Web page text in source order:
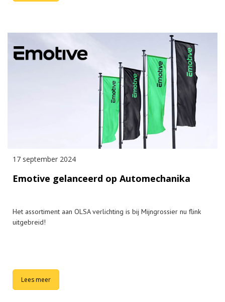
17 september 2024
Emotive gelanceerd op Automechanika
Het assortiment aan OLSA verlichting is bij Mijngrossier nu flink
uitgebreid!
Lees meer